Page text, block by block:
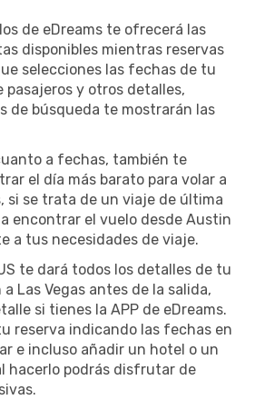
de eDreams te ofrecerá las
disponibles mientras reservas
selecciones las fechas de tu
pasajeros y otros detalles,
de búsqueda te mostrarán las
a fechas, también te
el día más barato para volar a
si se trata de un viaje de última
encontrar el vuelo desde Austin
a tus necesidades de viaje.
te dará todos los detalles de tu
Las Vegas antes de la salida,
si tienes la APP de eDreams.
reserva indicando las fechas en
e incluso añadir un hotel o un
hacerlo podrás disfrutar de